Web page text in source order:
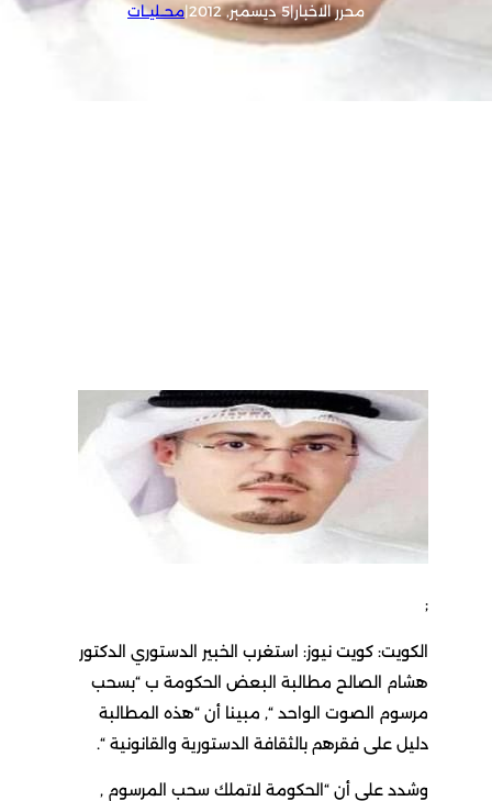
محرر الاخبار|5 ديسمبر, 2012 |محــليــات
;
الكويت: كويت نيوز: استغرب الخبير الدستوري الدكتور
هشام الصالح مطالبة البعض الحكومة ب “بسحب
مرسوم الصوت الواحد “, مبينا أن “هذه المطالبة
دليل على فقرهم بالثقافة الدستورية والقانونية “.
وشدد على أن “الحكومة لاتملك سحب المرسوم ,